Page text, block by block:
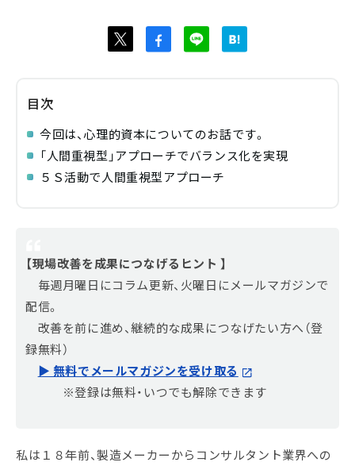
目次
今回は、心理的資本についてのお話です。
「人間重視型」アプローチでバランス化を実現
５Ｓ活動で人間重視型アプローチ
【現場改善を成果につなげるヒント 】
毎週月曜日にコラム更新、火曜日にメールマガジンで
配信。
改善を前に進め、継続的な成果につなげたい方へ（登
録無料）
▶ 無料でメールマガジンを受け取る
※登録は無料・いつでも解除できます
私は１８年前、製造メーカーからコンサルタント業界への